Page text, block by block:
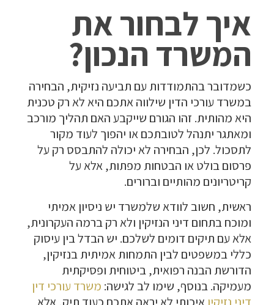
איך לבחור את
המשרד הנכון?
כשמדובר בהתמודדות עם תביעה נזיקית, הבחירה
במשרד עורכי הדין שילווה אתכם היא לא רק טכנית
היא מהותית. זהו הגורם שייקבע האם תהליך מורכב
ומאתגר יתנהל לטובתכם או יהפוך לעוד מקור
לתסכול. לכן, הבחירה לא יכולה להתבסס רק על
פרסום בולט או הבטחות מפתות, אלא על
קריטריונים מהותיים וברורים.
ראשית, חשוב לוודא שלמשרד יש ניסיון אמיתי
ומוכח בתחום דיני הנזיקין ולא רק ברמה העקרונית,
אלא עם תיקים דומים לשלכם. יש הבדל בין עיסוק
כללי במשפטים לבין התמחות אמיתית בנזיקין,
הדורשת הבנה רפואית, ביטוחית ופסיקתית
מעמיקה. בנוסף, שימו לב לגישה: משרד עורכי דין
דיני נזיקין איכותי לא יראה אתכם כעוד תיק, אלא